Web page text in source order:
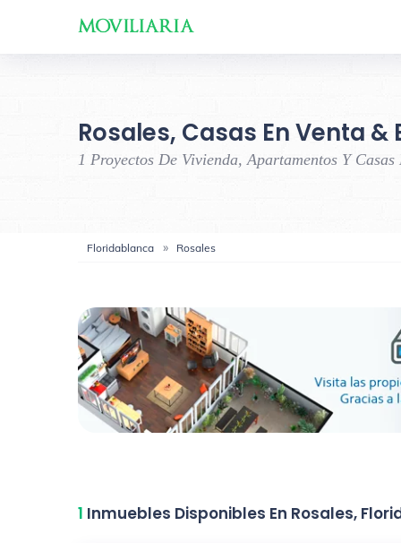
Rosales, Casas En Venta
1 Proyectos De Vivienda, Apartamentos Y
Floridablanca Rosales
1 Inmuebles Disponibles En Rosales,